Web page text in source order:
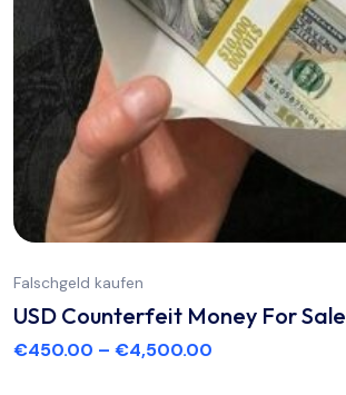
Falschgeld kaufen
USD Counterfeit Money For Sale
€450.00 – €4,500.00